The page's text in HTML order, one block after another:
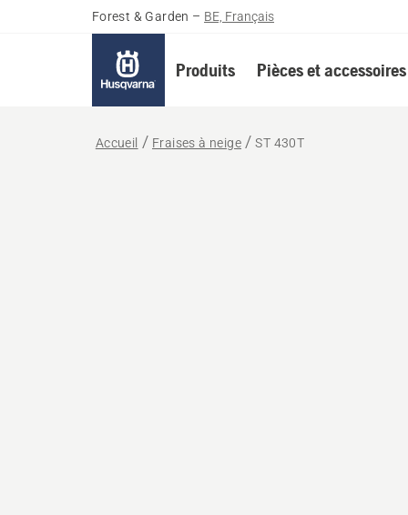
Forest & Garden – BE, Français
Produits Pièces et accessoires
Accueil Fraises à neige ST 430T